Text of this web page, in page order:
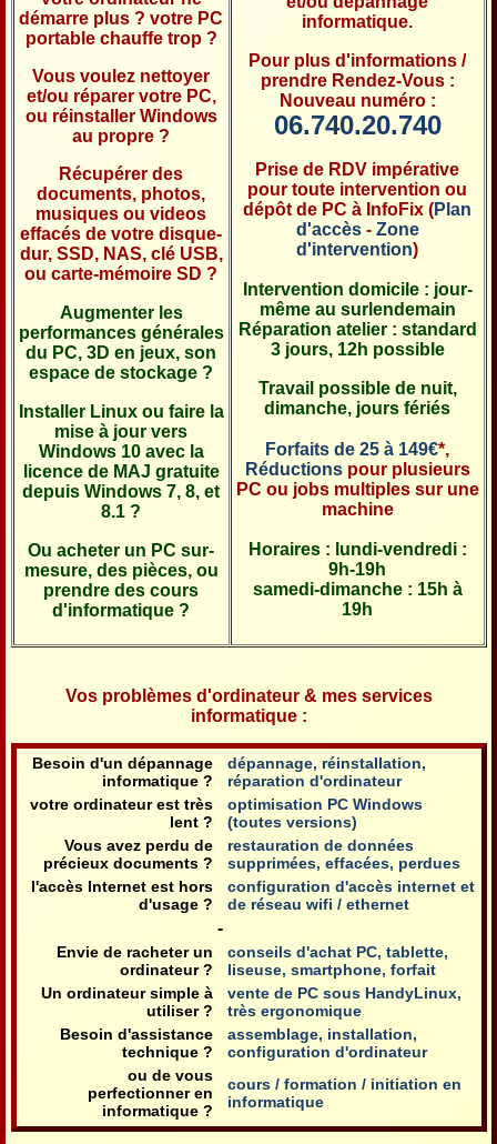
démarre plus ? votre PC
portable chauffe trop ?
Vous voulez nettoyer
et/ou réparer votre PC,
ou réinstaller Windows
au propre ?
Récupérer des
documents, photos,
musiques ou videos
effacés de votre disque-
dur, SSD, NAS, clé USB,
ou carte-mémoire SD ?
Augmenter les
performances générales
du PC, 3D en jeux, son
espace de stockage ?
Installer Linux ou faire la
mise à jour vers
Windows 10 avec la
licence de MAJ gratuite
depuis Windows 7, 8, et
8.1 ?
Ou acheter un PC sur-
mesure, des pièces, ou
prendre des cours
d'informatique ?
informatique.
Pour plus d'informations /
prendre Rendez-Vous :
Nouveau numéro :
06.740.20.740
Prise de RDV impérative
pour toute intervention ou
dépôt de PC à InfoFix (Plan
d'accès- Zone
d'intervention)
Intervention domicile : jour-
même au surlendemain
Réparation atelier : standard
3 jours, 12h possible
Travail possible de nuit,
dimanche, jours fériés
Forfaits de 25 à 149€*,
Réductionspour plusieurs
PC ou jobs multiples sur une
machine
Horaires : lundi-vendredi :
9h-19h
samedi-dimanche : 15h à
19h
Vos problèmes d'ordinateur & mes services
informatique :
Besoin d'un dépannage
informatique ?
dépannage, réinstallation,
réparation d'ordinateur
votre ordinateur est très
lent ?
optimisation PC Windows
(toutes versions)
Vous avez perdu de
précieux documents ?
restauration de données
supprimées, effacées, perdues
l'accès Internet est hors
d'usage ?
configuration d'accès internet et
de réseau wifi / ethernet
-
Envie de racheter un
ordinateur ?
conseils d'achat PC, tablette,
liseuse, smartphone, forfait
Un ordinateur simple à
utiliser ?
vente de PC sous HandyLinux,
très ergonomique
Besoin d'assistance
technique ?
assemblage, installation,
configuration d'ordinateur
ou de vous
perfectionner en
informatique ?
cours / formation / initiation en
informatique